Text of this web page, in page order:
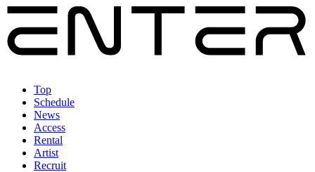
Top
Schedule
News
Access
Rental
Artist
Recruit